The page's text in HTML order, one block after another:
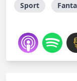
Sport